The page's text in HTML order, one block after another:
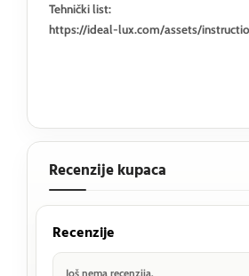
Tehnički list:
https://ideal-lux.com/assets/
Recenzije kupaca
Recenzije
Još nema recenzija.